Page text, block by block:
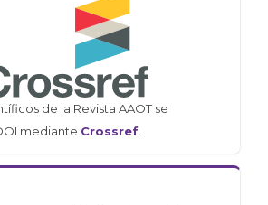
de la Revista AAOT se
mediante Crossref